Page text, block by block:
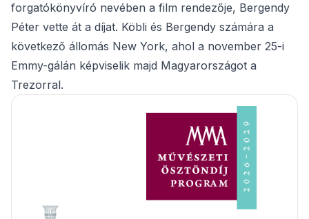
forgatókönyvíró nevében a film rendezője, Bergendy
Péter vette át a díjat. Köbli és Bergendy számára a
következő állomás New York, ahol a november 25-i
Emmy-gálán képviselik majd Magyarországot a
Trezorral.